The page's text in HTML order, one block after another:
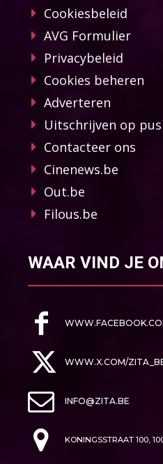
Cookiesbeleid
AVG Formulier
Privacybeleid
Cookies beheren
Adverteren
Uitschrijven op
Contacteer ons
Cinenews.be
Out.be
Filous.be
WAAR VIND JE
WWW.X.COM/
INFO@ZITA.BE
KONINGSSTRAAT 100,